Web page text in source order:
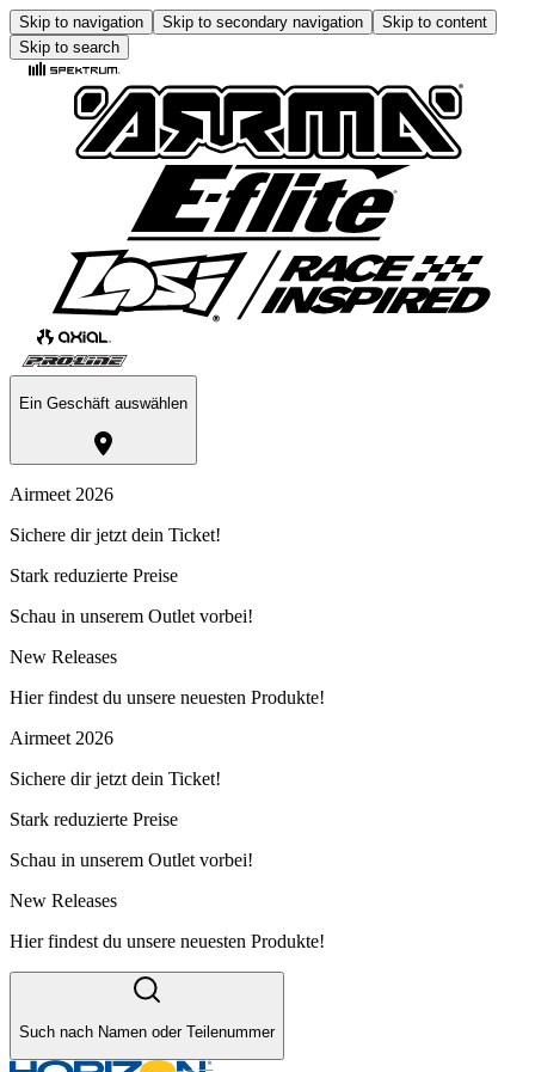
Skip to navigation Skip to secondary navigation
Skip to content
Skip to search
Ein Geschäft auswählen
Airmeet 2026
Sichere dir jetzt dein Ticket!
Stark reduzierte Preise
Schau in unserem Outlet vorbei!
New Releases
Hier findest du unsere neuesten Produkte!
Airmeet 2026
Sichere dir jetzt dein Ticket!
Stark reduzierte Preise
Schau in unserem Outlet vorbei!
New Releases
Hier findest du unsere neuesten Produkte!
Such nach Namen oder Teilenummer